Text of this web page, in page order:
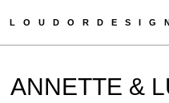
NEWS
ANNETTE &